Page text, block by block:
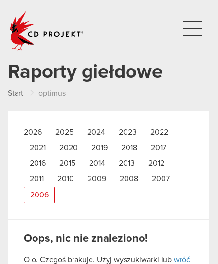
Raporty giełdowe
Start optimus
2026 2025 2024 2023
2022
2021
2020 2019 2018
2017
2016
2015 2014 2013
2012
2011
2010 2009 2008 2007
2006
Oops, nic nie znaleziono!
O o. Czegoś brakuje. Użyj wyszukiwarki lub wróć